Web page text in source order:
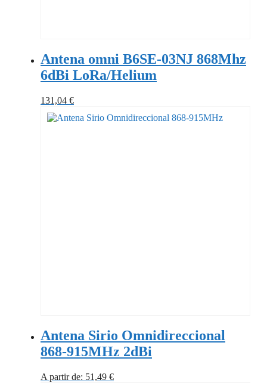
Antena omni B6SE-03NJ 868Mhz
6dBi LoRa/Helium
131,04 €
Antena Sirio Omnidireccional
868-915MHz 2dBi
A partir de: 51,49 €